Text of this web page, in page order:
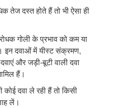
तेज दस्त होते हैं तो भी ऐसा ही
गोली के प्रभाव को कम या
इन दवाओं में यीस्ट संक्रमण,
और जड़ी-बूटी वाली दवा
हैं।
दवा ले रही हैं तो किसी
लें।